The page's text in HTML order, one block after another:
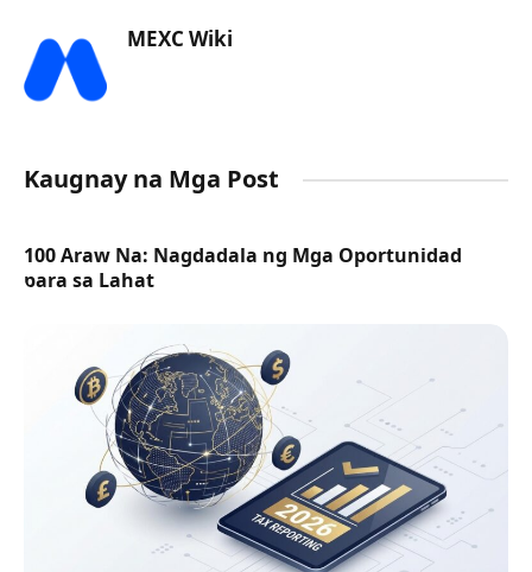
MEXC Wiki
Kaugnay na Mga Post
100 Araw Na: Nagdadala ng Mga Oportunidad
para sa Lahat